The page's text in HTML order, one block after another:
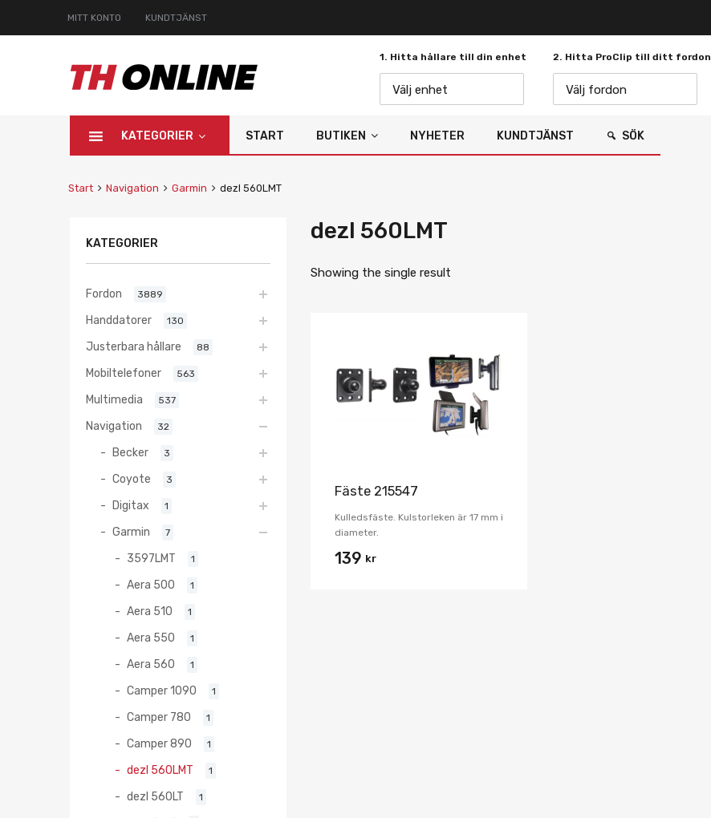
MITT KONTO KUNDTJÄNST
1. Hitta hållare till din enhet
Välj enhet
2. Hitta ProClip till ditt fordon
Välj fordon
KATEGORIER START BUTIKEN NYHETER KUNDTJÄNST SÖK
Start Navigation Garmin dezl 560LMT
dezl 560LMT
Showing the single result
Fäste 215547
Kulledsfäste. Kulstorleken är 17 mm i
diameter.
139 kr
KATEGORIER
Fordon 3889
Handdatorer 130
Justerbara hållare 88
Mobiltelefoner 563
Multimedia 537
Navigation 32
Becker 3
Coyote 3
Digitax 1
Garmin 7
3597LMT 1
Aera 500 1
Aera 510 1
Aera 550 1
Aera 560 1
Camper 1090 1
Camper 780 1
Camper 890 1
dezl 560LMT 1
dezl 560LT 1